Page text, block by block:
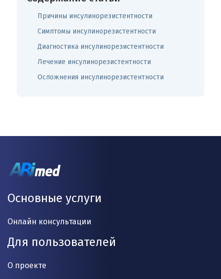
Причины инсулинорезистентности
Симптомы инсулинорезистентности
Диагностика инсулинорезистентности
Лечение инсулинорезистентности
Осложнения инсулинорезистентности
Основные услуги
Онлайн консультации
Для пользователей
О проекте